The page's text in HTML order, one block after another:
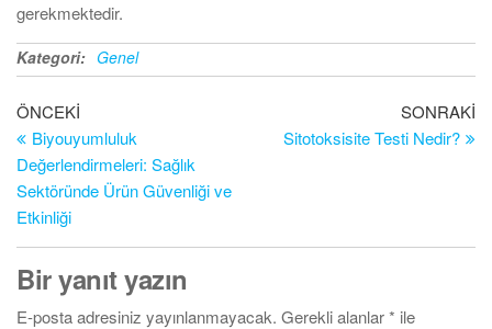
gerekmektedir.
Kategori: Genel
Yazı
gezinmesi
Önceki
Yazı
ÖNCEKI
Biyouyumluluk
Değerlendirmeleri: Sağlık
Sektöründe Ürün Güvenliği ve
Etkinliği
SONRAKI
Sitotoksisite Testi Nedir?
Bir yanıt yazın
E-posta adresiniz yayınlanmayacak. Gerekli alanlar* ile